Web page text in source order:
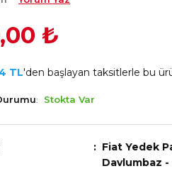
₺
TL'den başlayan taksitlerle bu
Stokta Var
Fiat Yedek
Davlumbaz -